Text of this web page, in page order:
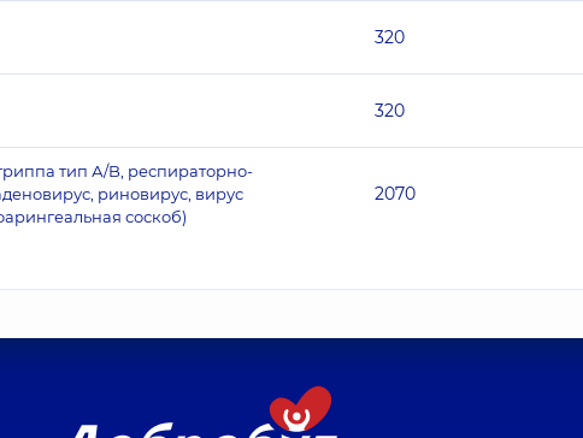
320
320
тип А/B, респираторно-
риновирус, вирус
соскоб)
2070